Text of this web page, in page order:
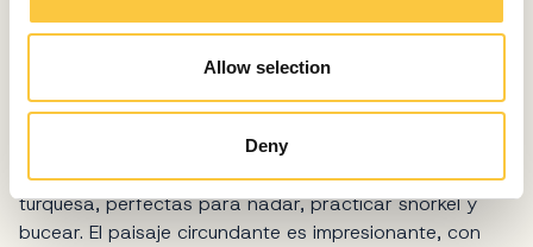
Allow selection
Deny
Playa de Pasjača, Dubrovnik
Dubrovnik, la playa de Pasjača es una pequeña cala de
arena enclavada bajo imponentes acantilados. La
playa es conocida por sus aguas cristalinas de color
turquesa, perfectas para nadar, practicar snorkel y
bucear. El paisaje circundante es impresionante, con